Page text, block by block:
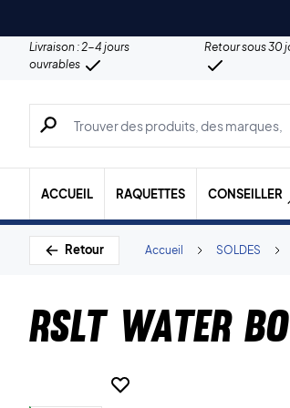
Livraison : 2-4 jours
ouvrables
Retour sous 30
Recherche de produits, de marques,
ACCUEIL RAQUETTES CONSEILLER
Retour SOLDES
Accueil
RSLT Water